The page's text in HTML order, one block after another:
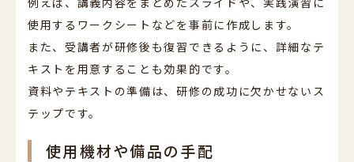
使用するワークシートなどを事前に作成します。
また、受講者が研修後も復習できるように、詳細なテ
キストを用意することも効果的です。
資料やテキストの準備は、研修の成功に欠かせないス
テップです。
使用機材や備品の手配